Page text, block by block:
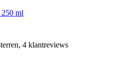
ml
4 klantreviews